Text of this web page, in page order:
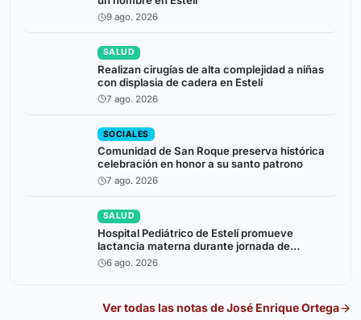
9 ago. 2026
SALUD
Realizan cirugías de alta complejidad a niñas
con displasia de cadera en Estelí
7 ago. 2026
SOCIALES
Comunidad de San Roque preserva histórica
celebración en honor a su santo patrono
7 ago. 2026
SALUD
Hospital Pediátrico de Estelí promueve
lactancia materna durante jornada de
atención a niños prematuros
6 ago. 2026
Ver todas las notas deJosé Enrique Ortega